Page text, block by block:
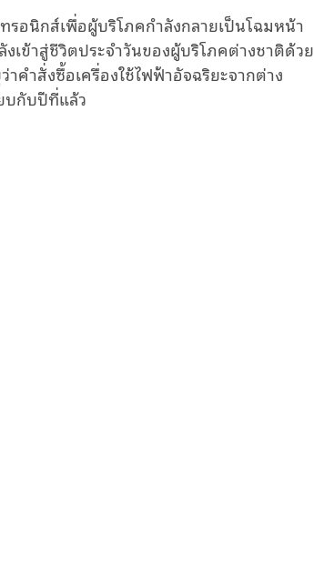
รอนิกส์เพื่อผู้บริโภคกำลังกลายเป็นโฉมหน้า
ข้าสู่ชีวิตประจำวันของผู้บริโภคต่างชาติด้วย
ำสั่งซื้อเครื่องใช้ไฟฟ้าอัจฉริยะจากต่าง
บกับปีที่แล้ว